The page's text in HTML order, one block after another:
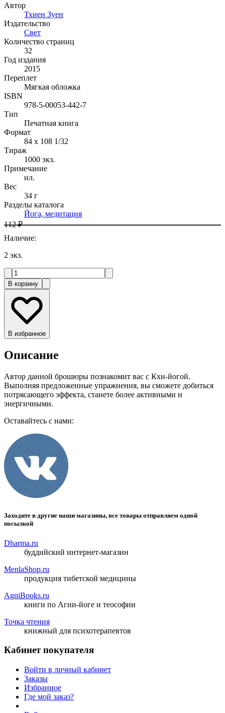
Автор
Тхиен Зуен
Издательство
Свет
Количество страниц
32
Год издания
2015
Переплет
Мягкая обложка
ISBN
978-5-00053-442-7
Тип
Печатная книга
Формат
84 x 108 1/32
Тираж
1000 экз.
Примечание
ил.
Вес
34 г
Разделы каталога
Йога, медитация
112 ₽
Наличие:
2 экз.
В корзину
В избранное
Описание
Автор данной брошюры познакомит вас с Кхи-йогой.
Выполняя предложенные упражнения, вы сможете добиться
потрясающего эффекта, станете более активными и
энергичными.
Оставайтесь с нами:
Заходите в другие наши магазины, все товары отправляем одной
посылкой
Dharma.ru
буддийский интернет-магазин
MenlaShop.ru
продукция тибетской медицины
AgniBooks.ru
книги по Агни-йоге и теософии
Точка чтения
книжный для психотерапевтов
Кабинет покупателя
Войти в личный кабинет
Заказы
Избранное
Где мой заказ?